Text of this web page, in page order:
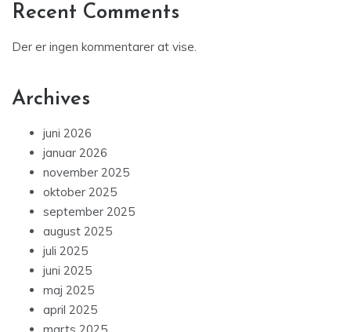
Recent Comments
Der er ingen kommentarer at vise.
Archives
juni 2026
januar 2026
november 2025
oktober 2025
september 2025
august 2025
juli 2025
juni 2025
maj 2025
april 2025